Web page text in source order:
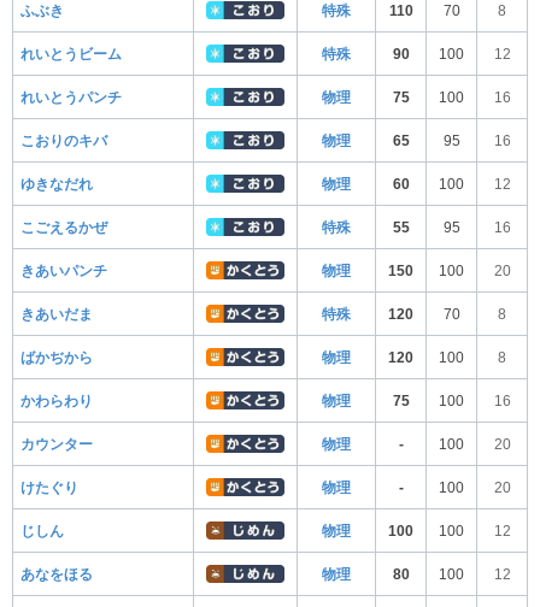
ふぶき 特殊 110 70 8
れいとうビーム 特殊 90 100 12
れいとうパンチ 物理 75 100 16
こおりのキバ 物理 65 95 16
ゆきなだれ 物理 60 100 12
こごえるかぜ 特殊 55 95 16
きあいパンチ 物理 150 100 20
きあいだま 特殊 120 70 8
ばかぢから 物理 120 100 8
かわらわり 物理 75 100 16
カウンター 物理 - 100 20
けたぐり 物理 - 100 20
じしん 物理 100 100 12
あなをほる 物理 80 100 12